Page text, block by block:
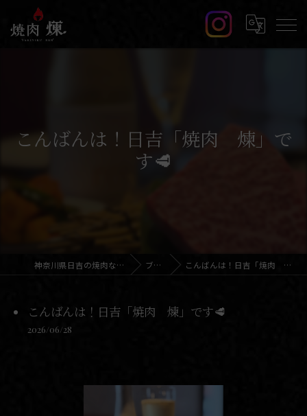
こんばんは！日吉「焼肉 煉」で
す🥩
神奈川県日吉の焼肉なら焼肉 煉 ブログ こんばんは！日吉「焼肉 煉」です🥩
こんばんは！日吉「焼肉 煉」です🥩
2026/06/28